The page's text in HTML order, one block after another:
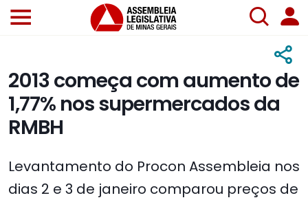
2013 começa com aumento de
1,77% nos supermercados da
RMBH
Levantamento do Procon Assembleia nos
dias 2 e 3 de janeiro comparou preços de